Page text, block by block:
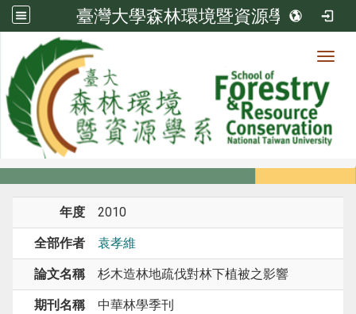
臺灣大學森林環境暨資源學系
系所成員
系所成員
年度 2010
全部作者 袁孝維
論文名稱 杉木造林地疏伐對林下植被之影響
期刊名稱 中華林學季刊